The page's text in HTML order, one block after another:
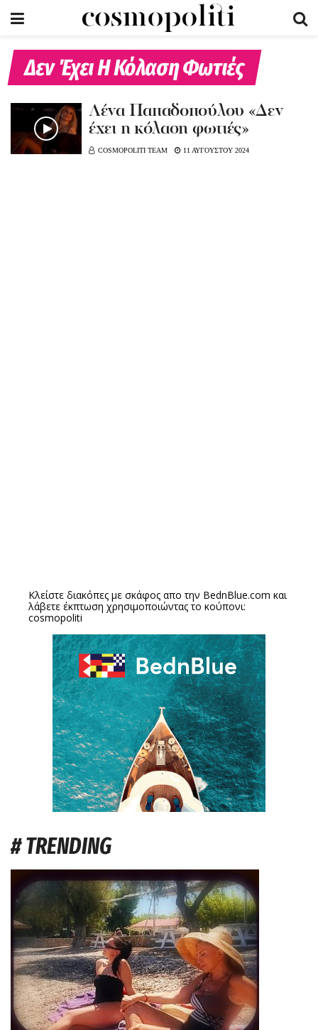
Δεν Έχει Η Κόλαση Φωτιές
Λένα Παπαδοπούλου «Δεν
έχει η κόλαση φωτιές»
COSMOPOLITI TEAM 11 ΑΥΓΟΥΣΤΟΥ 2024
Κλείστε διακόπες με σκάφος απο την BednBlue.com και
λάβετε έκπτωση χρησιμοποιώντας το κούπονι:
cosmopoliti
# TRENDING